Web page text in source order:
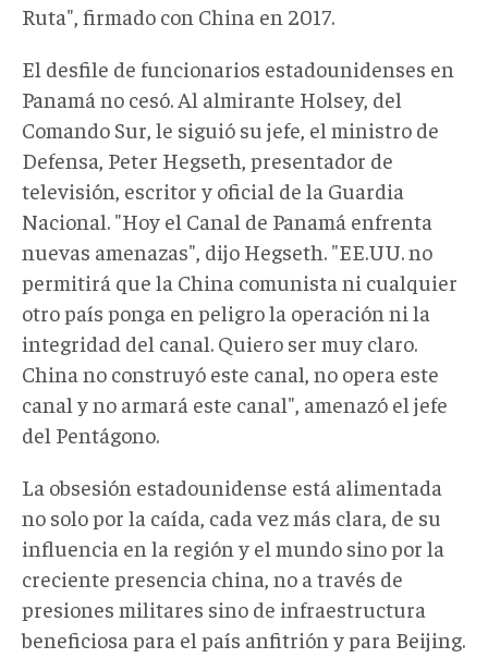
Ruta", firmado con China en 2017.
El desfile de funcionarios estadounidenses en
Panamá no cesó. Al almirante Holsey, del
Comando Sur, le siguió su jefe, el ministro de
Defensa, Peter Hegseth, presentador de
televisión, escritor y oficial de la Guardia
Nacional. "Hoy el Canal de Panamá enfrenta
nuevas amenazas", dijo Hegseth. "EE.UU. no
permitirá que la China comunista ni cualquier
otro país ponga en peligro la operación ni la
integridad del canal. Quiero ser muy claro.
China no construyó este canal, no opera este
canal y no armará este canal", amenazó el jefe
del Pentágono.
La obsesión estadounidense está alimentada
no solo por la caída, cada vez más clara, de su
influencia en la región y el mundo sino por la
creciente presencia china, no a través de
presiones militares sino de infraestructura
beneficiosa para el país anfitrión y para Beijing.